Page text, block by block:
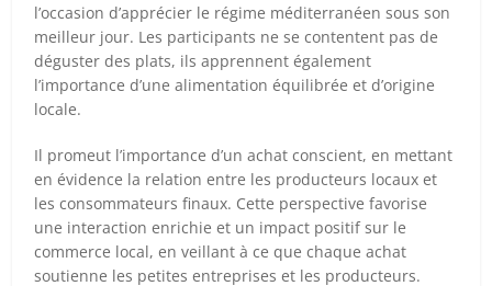
l’occasion d’apprécier le régime méditerranéen sous son
meilleur jour. Les participants ne se contentent pas de
déguster des plats, ils apprennent également
l’importance d’une alimentation équilibrée et d’origine
locale.
Il promeut l’importance d’un achat conscient, en mettant
en évidence la relation entre les producteurs locaux et
les consommateurs finaux. Cette perspective favorise
une interaction enrichie et un impact positif sur le
commerce local, en veillant à ce que chaque achat
soutienne les petites entreprises et les producteurs.